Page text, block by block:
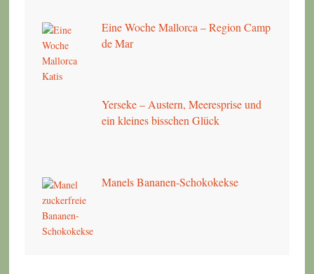
Eine Woche Mallorca – Region Camp
de Mar
Yerseke – Austern, Meeresprise und
ein kleines bisschen Glück
Manels Bananen-Schokokekse